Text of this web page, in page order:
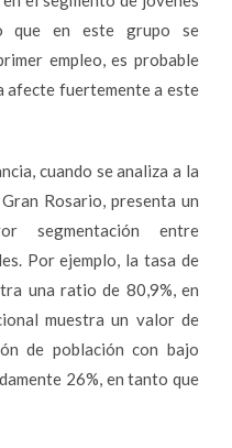
que en este grupo se
empleo, es probable
afecte fuertemente a este
cuando se analiza a la
Rosario, presenta un
segmentación entre
Por ejemplo, la tasa de
una ratio de 80,9%, en
muestra un valor de
de población con bajo
26%, en tanto que